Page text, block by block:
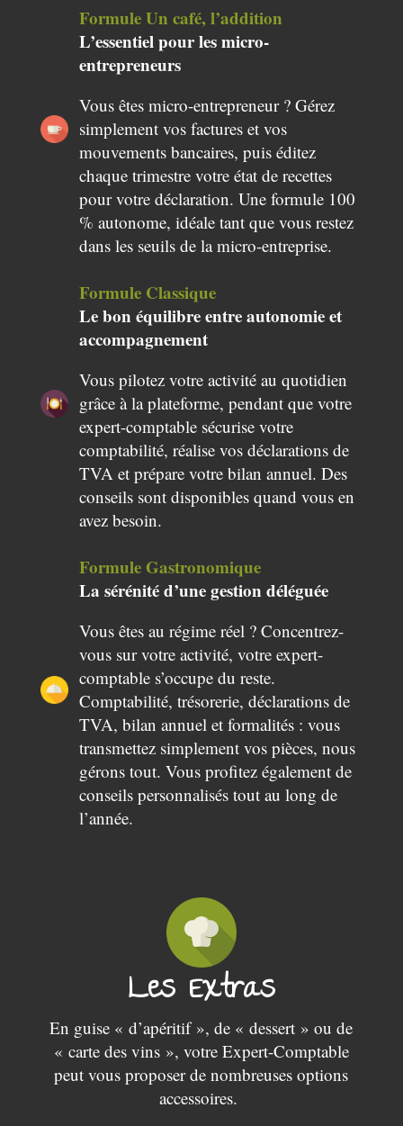
Formule Un café, l’addition
L’essentiel pour les micro-
entrepreneurs
Vous êtes micro-entrepreneur ? Gérez
simplement vos factures et vos
mouvements bancaires, puis éditez
chaque trimestre votre état de recettes
pour votre déclaration. Une formule 100
% autonome, idéale tant que vous restez
dans les seuils de la micro-entreprise.
Formule Classique
Le bon équilibre entre autonomie et
accompagnement
Vous pilotez votre activité au quotidien
grâce à la plateforme, pendant que votre
expert-comptable sécurise votre
comptabilité, réalise vos déclarations de
TVA et prépare votre bilan annuel. Des
conseils sont disponibles quand vous en
avez besoin.
Formule Gastronomique
La sérénité d’une gestion déléguée
Vous êtes au régime réel ? Concentrez-
vous sur votre activité, votre expert-
comptable s’occupe du reste.
Comptabilité, trésorerie, déclarations de
TVA, bilan annuel et formalités : vous
transmettez simplement vos pièces, nous
gérons tout. Vous profitez également de
conseils personnalisés tout au long de
l’année.
Les Extras
En guise « d’apéritif », de « dessert » ou de
« carte des vins », votre Expert-Comptable
peut vous proposer de nombreuses options
accessoires.